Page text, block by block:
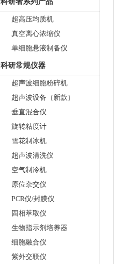
超高压均质机
真空离心浓缩仪
单细胞悬液制备仪
科研常规仪器
超声波细胞粉碎机
超声波设备（新款）
垂直混合仪
旋转粘度计
雪花制冰机
超声波清洗仪
空气制冷机
原位杂交仪
PCR仪/封膜仪
固相萃取仪
生物指示剂培养器
细胞融合仪
紫外交联仪